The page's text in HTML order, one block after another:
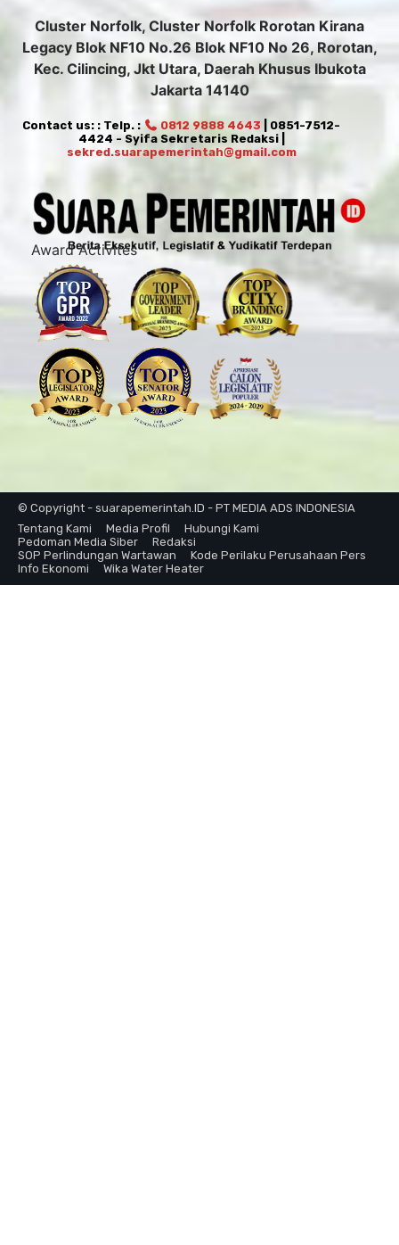
Cluster Norfolk, Cluster Norfolk Rorotan Kirana
Legacy Blok NF10 No.26 Blok NF10 No 26, Rorotan,
Kec. Cilincing, Jkt Utara, Daerah Khusus Ibukota
Jakarta 14140
Contact us: : Telp. : 0812 9888 4643 | 0851-7512-
4424 - Syifa Sekretaris Redaksi |
sekred.suarapemerintah@gmail.com
Award Activites
© Copyright - suarapemerintah.ID - PT MEDIA ADS INDONESIA
Tentang Kami
Media Profil
Hubungi Kami
Pedoman Media Siber
Redaksi
SOP Perlindungan Wartawan
Kode Perilaku Perusahaan Pers
Info Ekonomi
Wika Water Heater